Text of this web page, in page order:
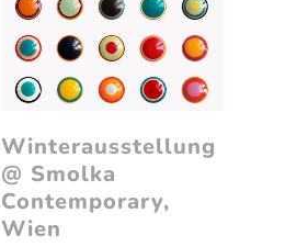
Winterausstellung
@ Smolka
Contemporary,
Wien